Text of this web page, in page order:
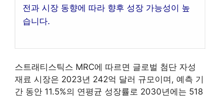
전과 시장 동향에 따라 향후 성장 가능성이 높
습니다.
스트래티스틱스 MRC에 따르면 글로벌 첨단 자성
재료 시장은 2023년 242억 달러 규모이며, 예측 기
간 동안 11.5%의 연평균 성장률로 2030년에는 518